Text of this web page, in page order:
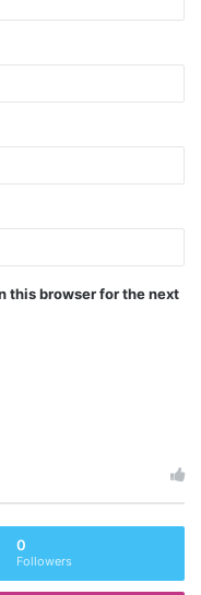
this browser for the next
0
Followers